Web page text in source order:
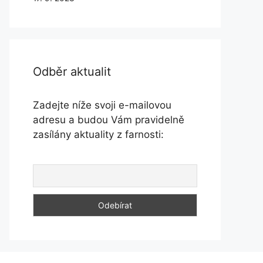
Odběr aktualit
Zadejte níže svoji e-mailovou
adresu a budou Vám pravidelně
zasílány aktuality z farnosti: